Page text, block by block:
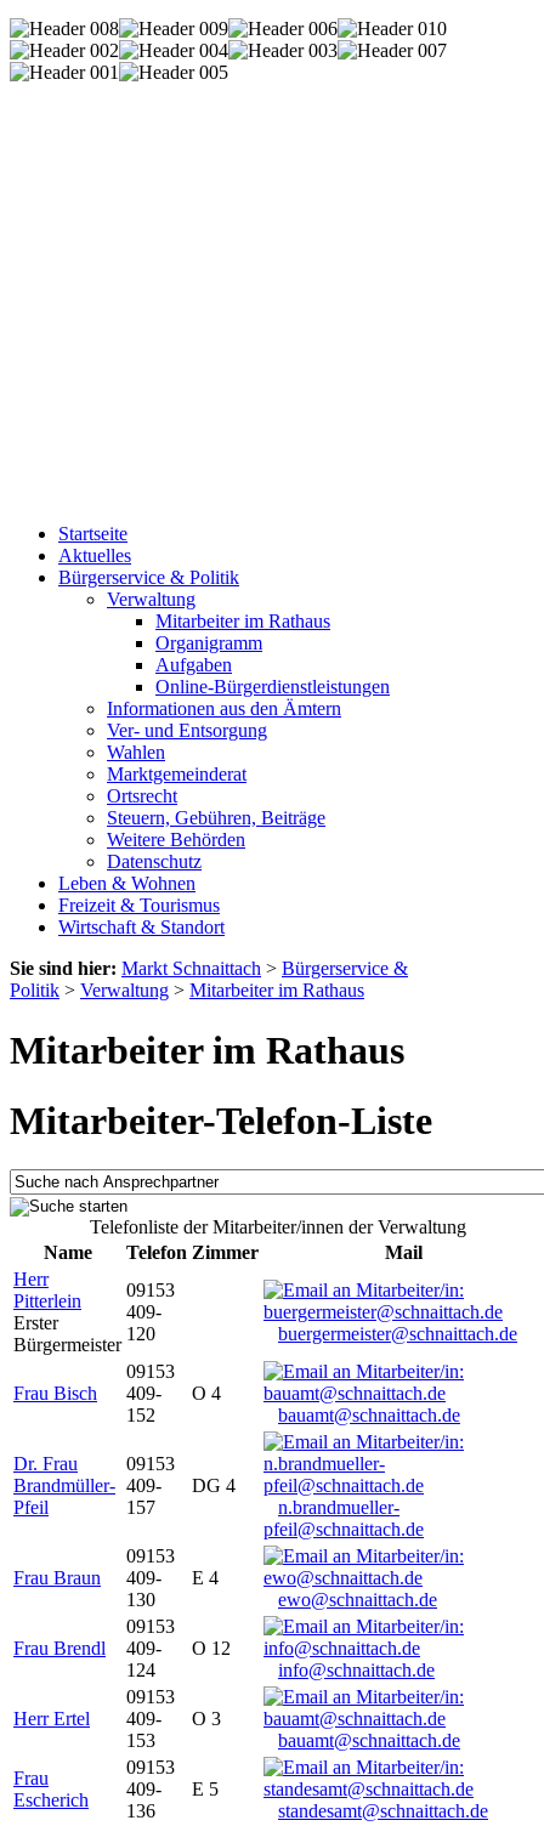
Startseite
Aktuelles
Bürgerservice & Politik
Verwaltung
Mitarbeiter im Rathaus
Organigramm
Aufgaben
Online-Bürgerdienstleistungen
Informationen aus den Ämtern
Ver- und Entsorgung
Wahlen
Marktgemeinderat
Ortsrecht
Steuern, Gebühren, Beiträge
Weitere Behörden
Datenschutz
Leben & Wohnen
Freizeit & Tourismus
Wirtschaft & Standort
Sie sind hier: Markt Schnaittach > Bürgerservice &
Politik > Verwaltung > Mitarbeiter im Rathaus
Mitarbeiter im Rathaus
Mitarbeiter-Telefon-Liste
Telefonliste der Mitarbeiter/innen der Verwaltung
Name
Telefon Zimmer
Mail
Herr
Pitterlein
Erster
Bürgermeister
09153
409-
120
buergermeister@schnaittach.de
Frau Bisch
09153
409-
152
O 4
bauamt@schnaittach.de
Dr. Frau
Brandmüller-
Pfeil
09153
409-
157
DG 4
n.brandmueller-
pfeil@schnaittach.de
Frau Braun
09153
409-
130
E 4
ewo@schnaittach.de
Frau Brendl
09153
409-
124
O 12
info@schnaittach.de
Herr Ertel
09153
409-
153
O 3
bauamt@schnaittach.de
Frau
Escherich
09153
409-
136
E 5
standesamt@schnaittach.de